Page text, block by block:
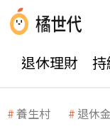
退休理財 持
養生村 退休金